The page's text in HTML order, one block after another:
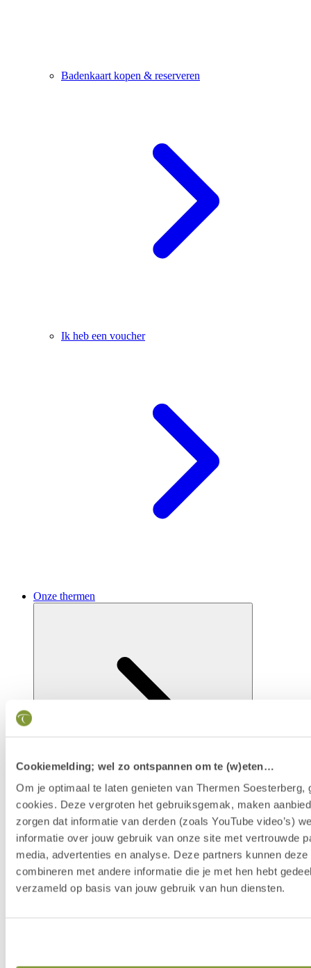
Cookiemelding; wel zo ontspannen om te (w)eten…
Om je optimaal te laten genieten van Thermen Soesterberg,
cookies. Deze vergroten het gebruiksgemak, maken
zorgen dat informatie van derden (zoals YouTube video’s)
informatie over jouw gebruik van onze site met vertrouwde
media, advertenties en analyse. Deze partners kunnen deze
combineren met andere informatie die je met hen hebt
verzameld op basis van jouw gebruik van hun diensten.
Badenkaart kopen & reserveren
Ik heb een voucher
Onze thermen
Faciliteiten